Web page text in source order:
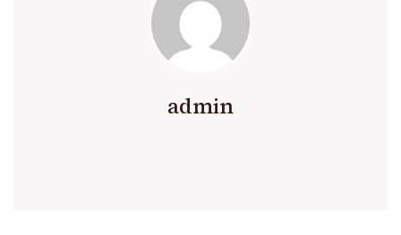
admin